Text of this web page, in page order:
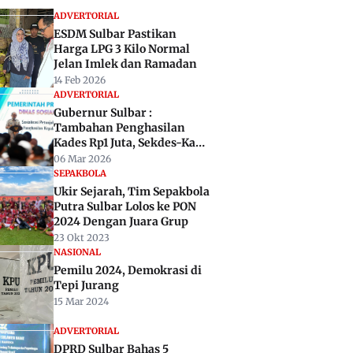
ADVERTORIAL
ESDM Sulbar Pastikan
Harga LPG 3 Kilo Normal
Jelan Imlek dan Ramadan
14 Feb 2026
ADVERTORIAL
Gubernur Sulbar :
Tambahan Penghasilan
Kades Rp1 Juta, Sekdes-Kaur
Rp500 Ribu per Bulan
Segeera Ditunaikan
06 Mar 2026
SEPAKBOLA
Ukir Sejarah, Tim Sepakbola
Putra Sulbar Lolos ke PON
2024 Dengan Juara Grup
23 Okt 2023
NASIONAL
Pemilu 2024, Demokrasi di
Tepi Jurang
15 Mar 2024
ADVERTORIAL
DPRD Sulbar Bahas 5